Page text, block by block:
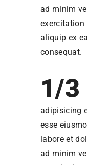
ad minim
aliquip ex
consequat.
1/3
adipisicing
esse
labore et
ad minim